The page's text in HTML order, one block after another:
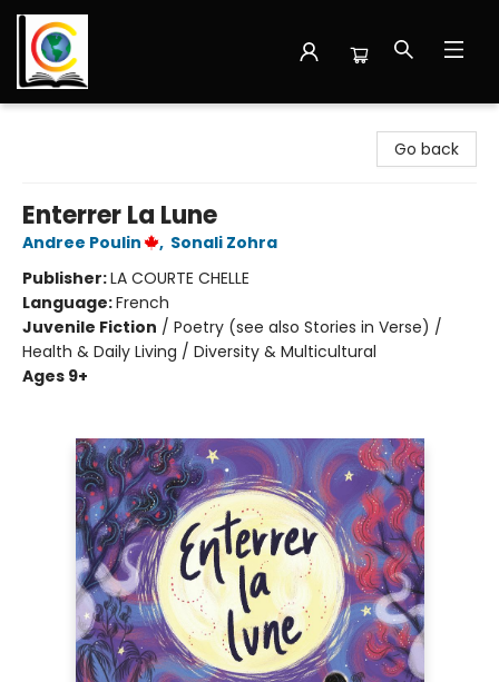
Go back
Enterrer La Lune
Andree Poulin , Sonali Zohra
Publisher:LA COURTE CHELLE
Language:French
Juvenile Fiction / Poetry (see also Stories in Verse) /
Health & Daily Living / Diversity & Multicultural
Ages 9+